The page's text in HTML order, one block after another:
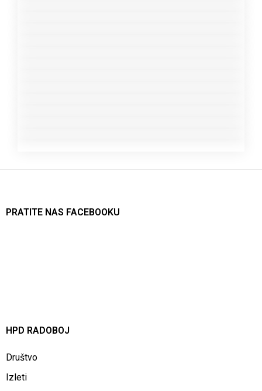
PRATITE NAS FACEBOOKU
HPD RADOBOJ
Društvo
Izleti